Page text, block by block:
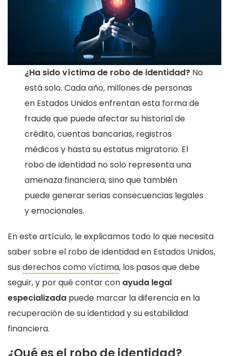
¿Ha sido víctima de robo de identidad? No
está solo. Cada año, millones de personas
en Estados Unidos enfrentan esta forma de
fraude que puede afectar su historial de
crédito, cuentas bancarias, registros
médicos y hasta su estatus migratorio. El
robo de identidad no solo representa una
amenaza financiera, sino que también
puede generar serias consecuencias legales
y emocionales.
En este artículo, le explicamos todo lo que necesita
saber sobre el robo de identidad en Estados Unidos,
sus derechos como víctima, los pasos que debe
seguir, y por qué contar con ayuda legal
especializada puede marcar la diferencia en la
recuperación de su identidad y su estabilidad
financiera.